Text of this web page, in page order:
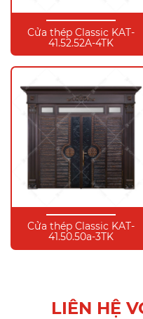
Cửa thép Classic KAT-
41.52.52A-4TK
Cửa thép Classic KAT-
41.50.50a-3TK
LIÊN HỆ